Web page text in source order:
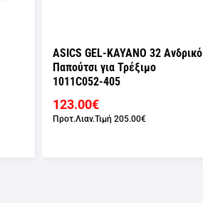
ASICS GEL-KAYANO 32 Ανδρικό
Παπούτσι για Τρέξιμο
1011C052-405
123.00€
Προτ.Λιαν.Τιμή 205.00€